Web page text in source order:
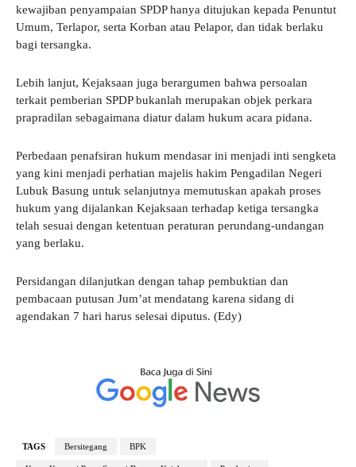
kewajiban penyampaian SPDP hanya ditujukan kepada Penuntut
Umum, Terlapor, serta Korban atau Pelapor, dan tidak berlaku
bagi tersangka.
Lebih lanjut, Kejaksaan juga berargumen bahwa persoalan
terkait pemberian SPDP bukanlah merupakan objek perkara
prapradilan sebagaimana diatur dalam hukum acara pidana.
Perbedaan penafsiran hukum mendasar ini menjadi inti sengketa
yang kini menjadi perhatian majelis hakim Pengadilan Negeri
Lubuk Basung untuk selanjutnya memutuskan apakah proses
hukum yang dijalankan Kejaksaan terhadap ketiga tersangka
telah sesuai dengan ketentuan peraturan perundang-undangan
yang berlaku.
Persidangan dilanjutkan dengan tahap pembuktian dan
pembacaan putusan Jum’at mendatang karena sidang di
agendakan 7 hari harus selesai diputus. (Edy)
TAGS Bersitegang BPK